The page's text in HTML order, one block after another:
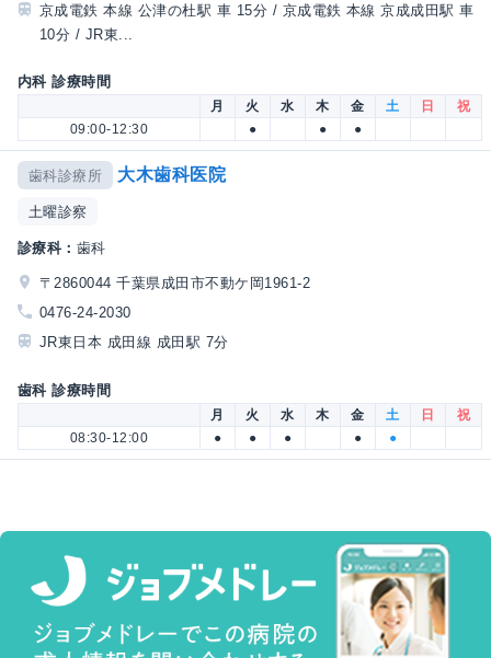
京成電鉄 本線 公津の杜駅 車 15分 / 京成電鉄 本線 京成成田駅 車
10分 / JR東...
内科 診療時間
月 火 水 木 金 土 日
祝
09:00-12:30
● ● ●
歯科診療所 大木歯科医院
土曜診察
診療科： 歯科
〒2860044 千葉県成田市不動ケ岡1961-2
0476-24-2030
JR東日本 成田線 成田駅 7分
歯科 診療時間
月 火 水 木 金 土 日
祝
08:30-12:00
● ● ● ● ●